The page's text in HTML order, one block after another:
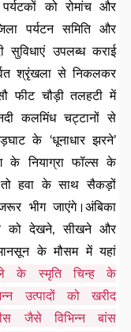
को रोमांच और
पर्यटन समिति और
सुविधाएं उपलब्ध कराई
श्रृंखला से निकलकर
फीट चौड़ी तलहटी में
कलमिंध चट्टानों से
के ‘धूनाधार झरने’
नियाग्रा फॉल्स के
हवा के साथ सैकड़ों
भीग जाएंगे।अंबिका
को देखने, सीखने और
के मौसम में यहां
के स्मृति चिन्ह के
उत्पादों को खरीद
जैसे विभिन्न बांस